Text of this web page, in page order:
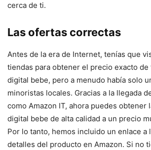
cerca de ti.
Las ofertas correctas
Antes de la era de Internet, tenías que
tiendas para obtener el precio exacto
digital bebe, pero a menudo había solo
minoristas locales. Gracias a la llegada
como Amazon IT, ahora puedes obtener
digital bebe de alta calidad a un precio
Por lo tanto, hemos incluido un enlace a
detalles del producto en Amazon. Si no